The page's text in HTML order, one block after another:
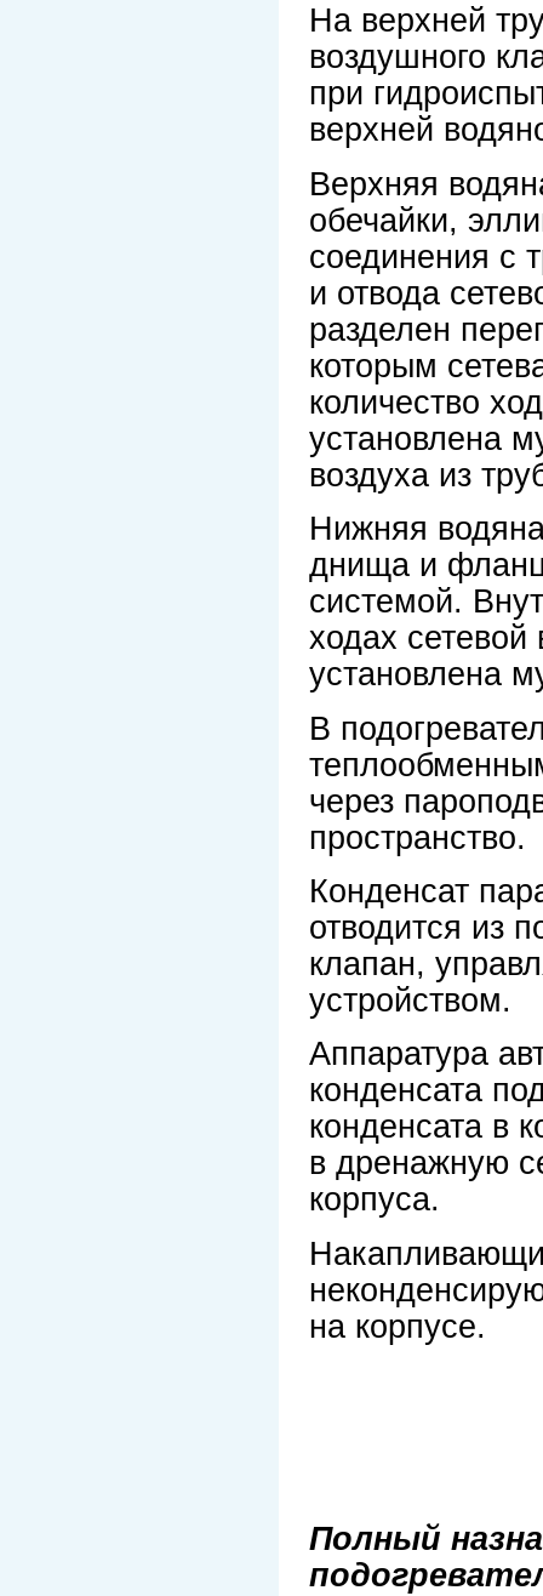
На верхней
воздушного
при
верхней
Верхняя
обечайки,
соединения с
и отвода
разделен
которым
количество
установлена
воздуха из
Нижняя
днища и
системой.
ходах
установлена
В
через
пространство.
Конденсат
отводится из
клапан,
устройством.
Аппаратура
конденсата
конденсата в
в дренажную
корпуса.
на корпусе.
Полный